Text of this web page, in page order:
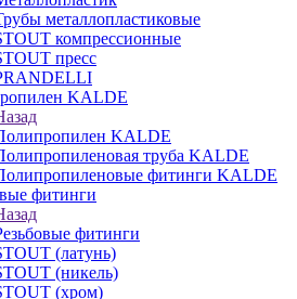
металлопластиковые
компрессионные
пресс
KALDE
KALDE
труба KALDE
фитинги KALDE
фитинги
фитинги
(латунь)
(никель)
(хром)